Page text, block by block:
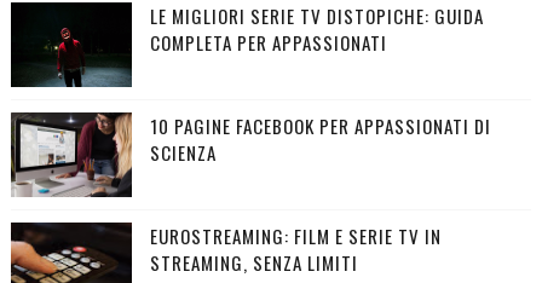
LE MIGLIORI SERIE TV DISTOPICHE: GUIDA
COMPLETA PER APPASSIONATI
10 PAGINE FACEBOOK PER APPASSIONATI DI
SCIENZA
EUROSTREAMING: FILM E SERIE TV IN
STREAMING, SENZA LIMITI